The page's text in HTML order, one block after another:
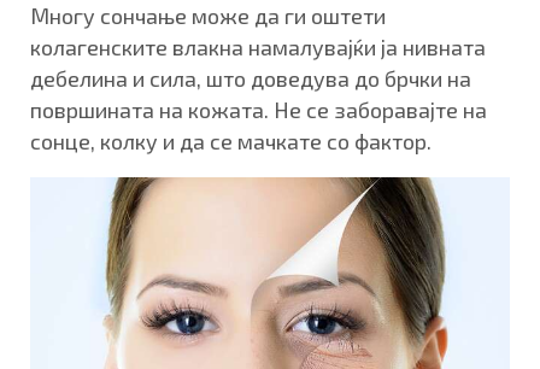
Многу сончање може да ги оштети
колагенските влакна намалувајќи ја нивната
дебелина и сила, што доведува до брчки на
површината на кожата. Не се заборавајте на
сонце, колку и да се мачкате со фактор.